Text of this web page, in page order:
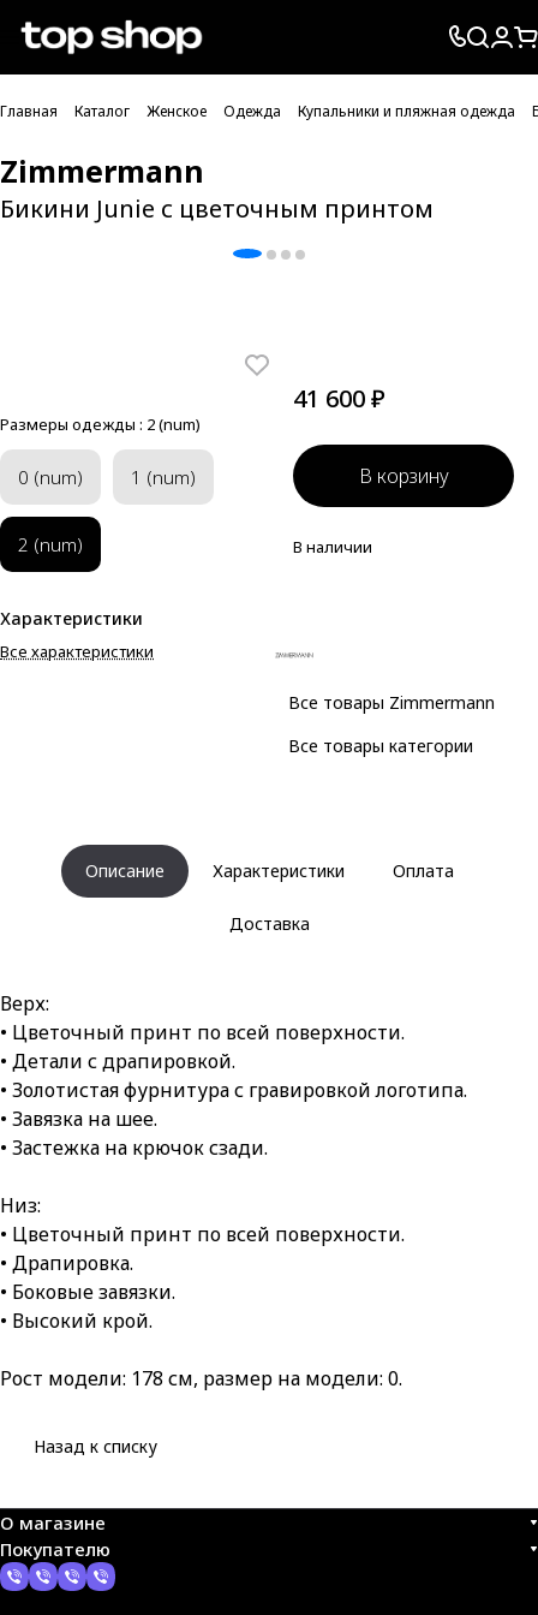
Проверка хлебных крошек
Главная Каталог Женское Одежда Купальники и пляжная одежда
Zimmermann
Бикини Junie с цветочным принтом
Размеры одежды : 2 (num)
0 (num) 1 (num)
2 (num)
Характеристики
Все характеристики
41 600 ₽
В корзину
В наличии
Все товары Zimmermann
Все товары категории
Описание Характеристики Оплата
Доставка
Верх:
• Цветочный принт по всей поверхности.
• Детали с драпировкой.
• Золотистая фурнитура с гравировкой логотипа.
• Завязка на шее.
• Застежка на крючок сзади.
Низ:
• Цветочный принт по всей поверхности.
• Драпировка.
• Боковые завязки.
• Высокий крой.
Рост модели: 178 см, размер на модели: 0.
Назад к списку
О магазине
Покупателю